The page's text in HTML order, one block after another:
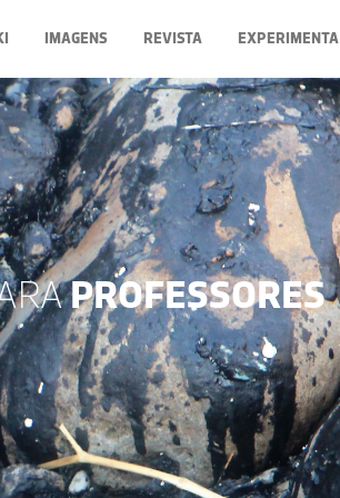
IMAGENS REVISTA EXPERIMENTA
PROFESSORES